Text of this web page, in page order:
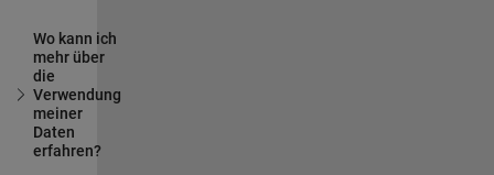
Wo kann ich
mehr über
die
Verwendung
meiner
Daten
erfahren?